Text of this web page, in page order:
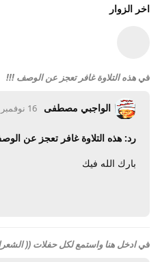
اخر الزوار
في هذه التلاوة غافر تعجز عن الوصف !!!
الواجبي مصطفى 16 نوفمبر 2009
رد: هذه التلاوة غافر تعجز عن
بارك الله فيك
فيادخل هنا واستمع لكل حفلات ((